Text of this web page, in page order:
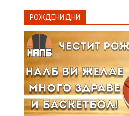
РОЖДЕНИ ДНИ